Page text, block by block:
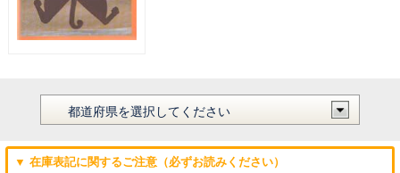
▼ 在庫表記に関するご注意（必ずお読みください）